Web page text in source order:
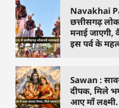
Navakhai
छत्तीसगढ़
मनाई
इस पर्व के
Sawan :
दीपक, मिले
आए माँ लक्ष्मी.